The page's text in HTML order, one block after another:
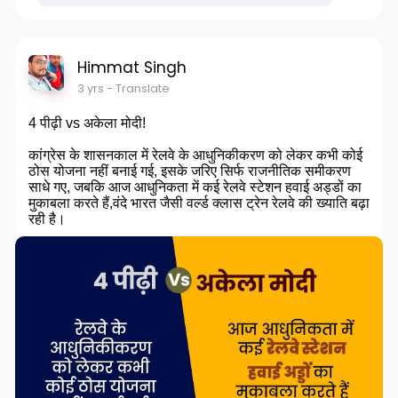
Himmat Singh
3 yrs - Translate
4 पीढ़ी vs अकेला मोदी!
कांग्रेस के शासनकाल में रेलवे के आधुनिकीकरण को लेकर कभी कोई
ठोस योजना नहीं बनाई गई, इसके जरिए सिर्फ राजनीतिक समीकरण
साधे गए, जबकि आज आधुनिकता में कई रेलवे स्टेशन हवाई अड्डों का
मुकाबला करते हैं,वंदे भारत जैसी वर्ल्ड क्लास ट्रेन रेलवे की ख्याति बढ़ा
रही है।